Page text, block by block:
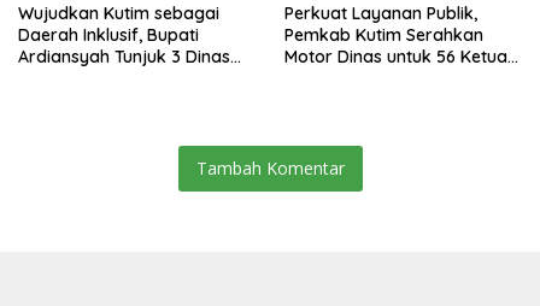
Wujudkan Kutim sebagai
Daerah Inklusif, Bupati
Ardiansyah Tunjuk 3 Dinas
Perkuat Layanan Publik,
Pemkab Kutim Serahkan
Motor Dinas untuk 56 Ketua
Tambah Komentar